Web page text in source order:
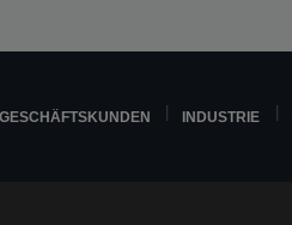
GESCHÄFTSKUNDEN INDUSTRIE